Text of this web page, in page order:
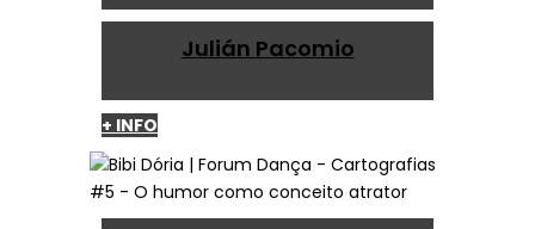
Julián Pacomio
+ INFO